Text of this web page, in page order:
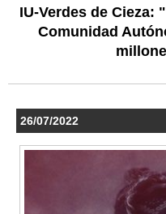
IU-Verdes de Cieza:
Comunidad
26/07/2022